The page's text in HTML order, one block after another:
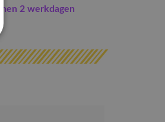
2 werkdagen